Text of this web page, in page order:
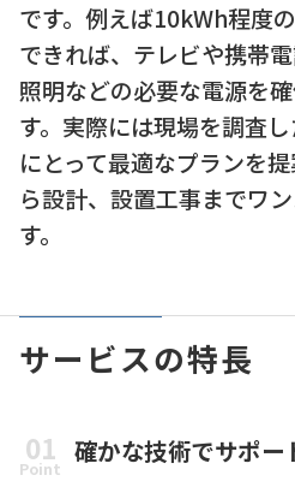
です。例えば10kWh程度
できれば、テレビや携帯電
照明などの必要な電源を
す。実際には現場を調査
にとって最適なプランを
ら設計、設置工事までワ
す。
サービスの特長
01
Point
確かな技術でサポー